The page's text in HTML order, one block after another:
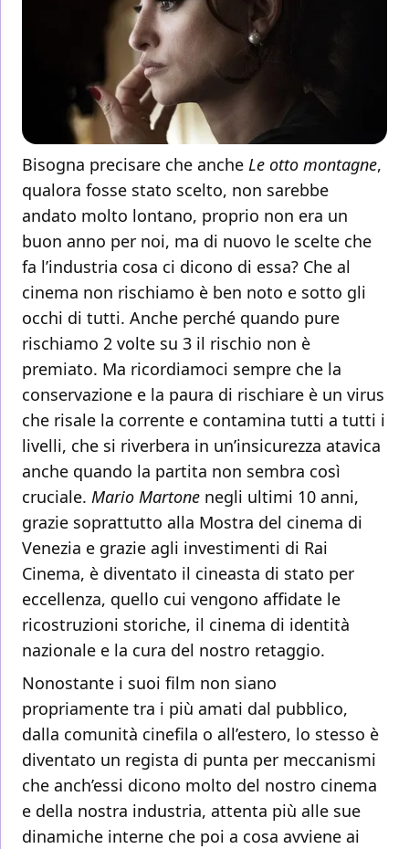
Bisogna precisare che anche Le otto montagne,
qualora fosse stato scelto, non sarebbe
andato molto lontano, proprio non era un
buon anno per noi, ma di nuovo le scelte che
fa l’industria cosa ci dicono di essa? Che al
cinema non rischiamo è ben noto e sotto gli
occhi di tutti. Anche perché quando pure
rischiamo 2 volte su 3 il rischio non è
premiato. Ma ricordiamoci sempre che la
conservazione e la paura di rischiare è un virus
che risale la corrente e contamina tutti a tutti i
livelli, che si riverbera in un’insicurezza atavica
anche quando la partita non sembra così
cruciale. Mario Martone negli ultimi 10 anni,
grazie soprattutto alla Mostra del cinema di
Venezia e grazie agli investimenti di Rai
Cinema, è diventato il cineasta di stato per
eccellenza, quello cui vengono affidate le
ricostruzioni storiche, il cinema di identità
nazionale e la cura del nostro retaggio.
Nonostante i suoi film non siano
propriamente tra i più amati dal pubblico,
dalla comunità cinefila o all’estero, lo stesso è
diventato un regista di punta per meccanismi
che anch’essi dicono molto del nostro cinema
e della nostra industria, attenta più alle sue
dinamiche interne che poi a cosa avviene ai